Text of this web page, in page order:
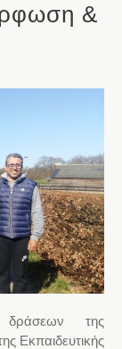
&
δράσεων της
Εκπαιδευτικής